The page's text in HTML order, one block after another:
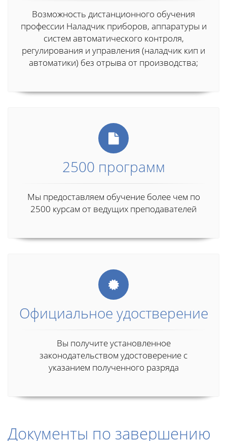
Возможность дистанционного обучения
профессии Наладчик приборов, аппаратуры и
систем автоматического контроля,
регулирования и управления (наладчик кип и
автоматики) без отрыва от производства;
2500 программ
Мы предоставляем обучение более чем по
2500 курсам от ведущих преподавателей
Официальное удостверение
Вы получите установленное
законодательством удостоверение с
указанием полученного разряда
Документы по завершению